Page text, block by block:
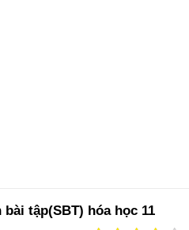
tập(SBT) hóa học 11